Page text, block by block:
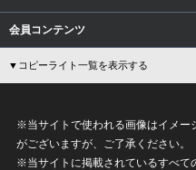
会員コンテンツ
▼コピーライト一覧を表示する
※当サイトで使われる画像はイメー
がございますが、ご了承ください。
※当サイトに掲載されているすべて